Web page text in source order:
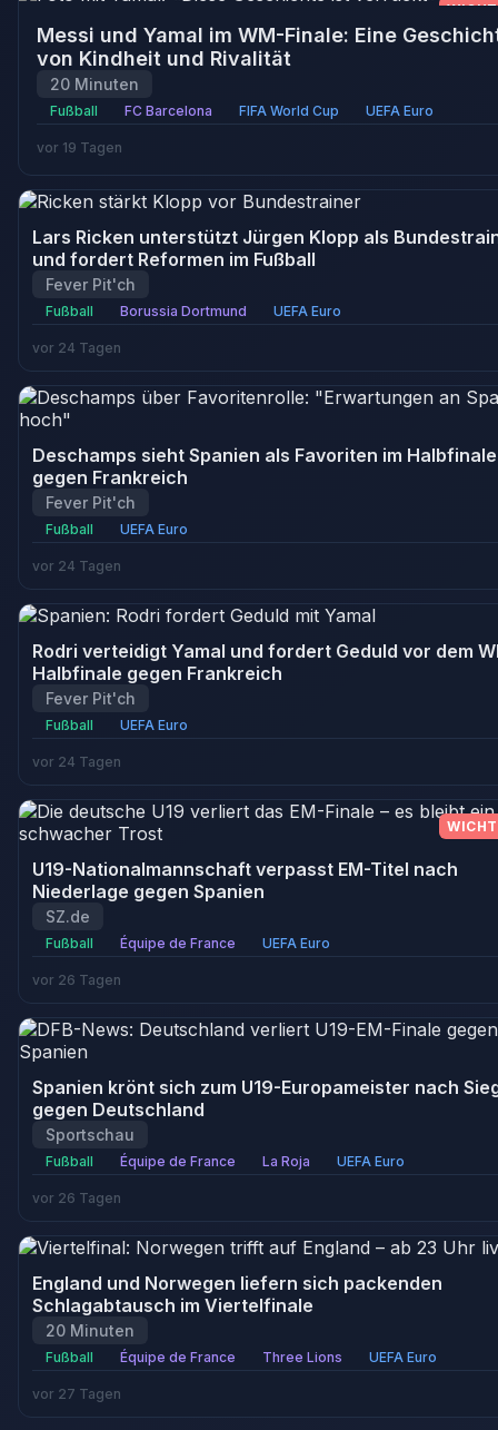
Messi und Yamal im WM-Finale: Eine
von Kindheit und Rivalität
20 Minuten
Fußball FC Barcelona FIFA World Cup UEFA Euro
vor 19 Tagen
Lars Ricken unterstützt Jürgen Klopp als
und fordert Reformen im Fußball
Fever Pit'ch
Fußball Borussia Dortmund UEFA Euro
vor 24 Tagen
Deschamps sieht Spanien als Favoriten im Halbfinale
gegen Frankreich
Fever Pit'ch
Fußball UEFA Euro
vor 24 Tagen
Rodri verteidigt Yamal und fordert Geduld vor dem
Halbfinale gegen Frankreich
Fever Pit'ch
Fußball UEFA Euro
vor 24 Tagen
U19-Nationalmannschaft verpasst EM-Titel nach
Niederlage gegen Spanien
SZ.de
Fußball Équipe de France UEFA Euro
vor 26 Tagen
Spanien krönt sich zum U19-Europameister nach
gegen Deutschland
Sportschau
Fußball Équipe de France La Roja UEFA Euro
vor 26 Tagen
England und Norwegen liefern sich packenden
Schlagabtausch im Viertelfinale
20 Minuten
Fußball Équipe de France Three Lions UEFA Euro
vor 27 Tagen